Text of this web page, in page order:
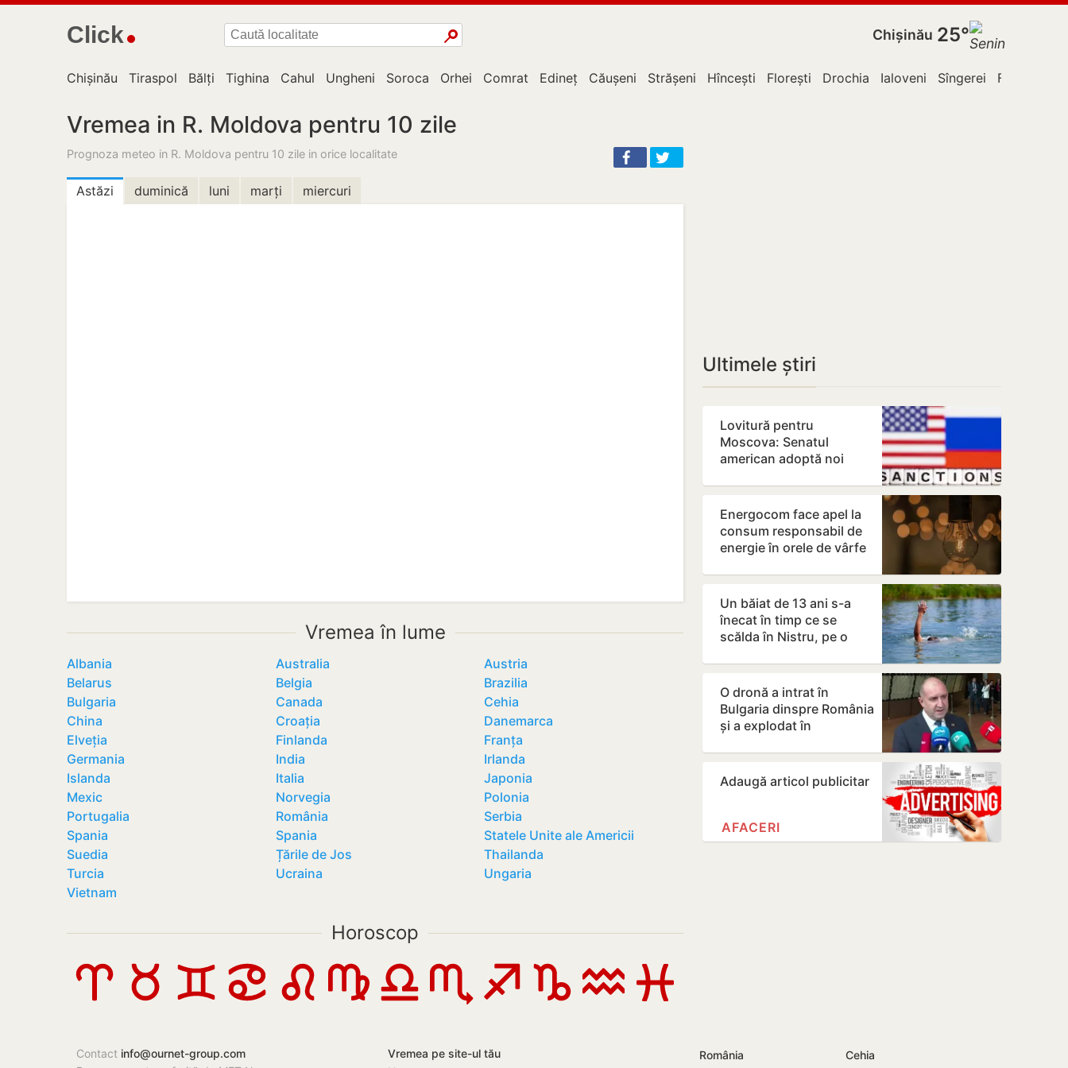
Click Chișinău 25°
Chișinău Tiraspol Bălți Tighina Cahul Ungheni Soroca Orhei Comrat Edineț Căușeni Strășeni Hîncești Florești Drochia Ialoveni Sîngerei Fălești
Vremea in R. Moldova pentru 10 zile
Prognoza meteo in R. Moldova pentru 10 zile in orice localitate
Astăzi duminică luni marți miercuri
Vremea în lume
Albania Australia
Austria
Belarus
Belgia
Brazilia
Bulgaria
Canada
Cehia
China
Croația
Danemarca
Elveția
Finlanda
Franța
Germania
India
Irlanda
Islanda
Italia
Japonia
Mexic
Norvegia
Polonia
Portugalia
România
Serbia
Spania
Spania
Statele Unite ale Americii
Suedia
Țările de Jos
Thailanda
Turcia
Ucraina
Ungaria
Vietnam
Horoscop
Ultimele știri
Lovitură pentru
Moscova: Senatul
american adoptă noi
Rusiei
Energocom face apel la
consum responsabil de
energie în orele de vârfe
Un băiat de 13 ani s-a
înecat în timp ce se
scălda în Nistru, pe o
Bender
O dronă a intrat în
Bulgaria dinspre România
și a explodat în
gazoduct
Adaugă articol publicitar
AFACERI
Contact info@ournet-group.com
Vremea pe site-ul tău
România Cehia